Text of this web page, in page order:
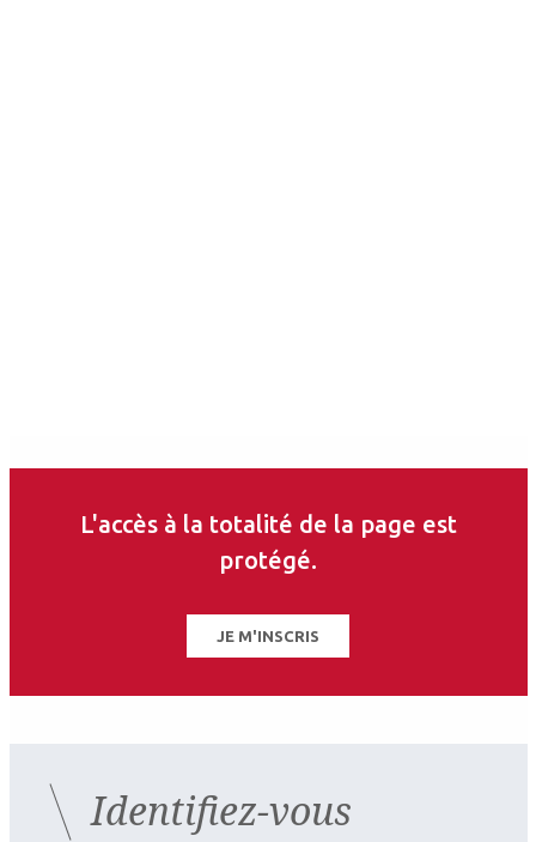
L'accès à la totalité de la page est
protégé.
JE M'INSCRIS
Identifiez-vous